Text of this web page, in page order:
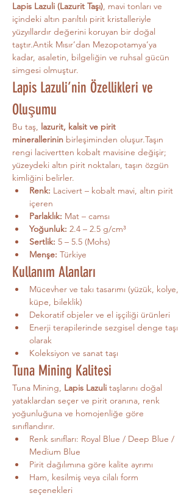
Lapis Lazuli (Lazurit Taşı), mavi tonları ve
içindeki altın parıltılı pirit kristalleriyle
yüzyıllardır değerini koruyan bir doğal
taştır.Antik Mısır’dan Mezopotamya’ya
kadar, asaletin, bilgeliğin ve ruhsal gücün
simgesi olmuştur.
Lapis Lazuli’nin Özellikleri ve
Oluşumu
Bu taş, lazurit, kalsit ve pirit
minerallerinin birleşiminden oluşur.Taşın
rengi lacivertten kobalt mavisine değişir;
yüzeydeki altın pirit noktaları, taşın özgün
kimliğini belirler.
Renk: Lacivert – kobalt mavi, altın pirit
içeren
Parlaklık: Mat – camsı
Yoğunluk: 2.4 – 2.5 g/cm³
Sertlik: 5 – 5.5 (Mohs)
Menşe: Türkiye
Kullanım Alanları
Mücevher ve takı tasarımı (yüzük, kolye,
küpe, bileklik)
Dekoratif objeler ve el işçiliği ürünleri
Enerji terapilerinde sezgisel denge taşı
olarak
Koleksiyon ve sanat taşı
Tuna Mining Kalitesi
Tuna Mining, Lapis Lazuli taşlarını doğal
yataklardan seçer ve pirit oranına, renk
yoğunluğuna ve homojenliğe göre
sınıflandırır.
Renk sınıfları: Royal Blue / Deep Blue /
Medium Blue
Pirit dağılımına göre kalite ayrımı
Ham, kesilmiş veya cilalı form
seçenekleri